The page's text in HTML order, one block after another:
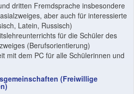
dritten Fremdsprache insbesondere
aber auch für interessierte
Latein, Russisch)
für die Schüler des
(Berufsorientierung)
mit dem PC für alle Schülerinnen und
(Freiwillige